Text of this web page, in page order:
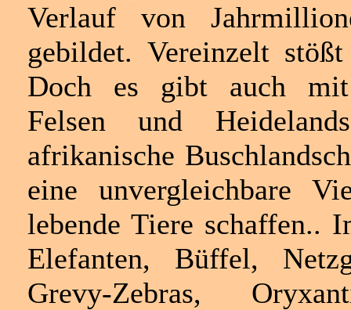
Verlauf von
gebildet. Vereinzelt
Doch es gibt auch mit
Felsen und
afrikanische
eine unvergleichbare
lebende Tiere schaffen..
Elefanten, Büffel,
Grevy-Zebras,